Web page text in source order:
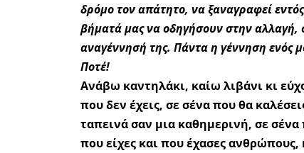
δρόμο τον απάτητο, να ξαναγραφεί
βήματά μας να οδηγήσουν στην
αναγέννησή της. Πάντα η γέννηση ενός
Ποτέ!
Ανάβω καντηλάκι, καίω λιβάνι κι
που δεν έχεις, σε σένα που θα
ταπεινά σαν μια καθημερινή, σε σένα
που είχες και που έχασες